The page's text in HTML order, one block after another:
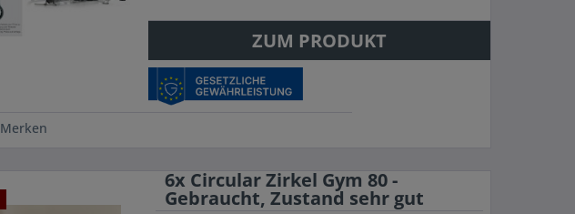
ZUM PRODUKT
Merken
6x Circular Zirkel Gym 80 -
Gebraucht, Zustand sehr gut